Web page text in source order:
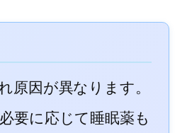
因が異なります。
要に応じて睡眠薬も